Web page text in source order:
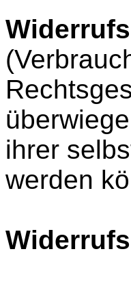
ihrer
werden